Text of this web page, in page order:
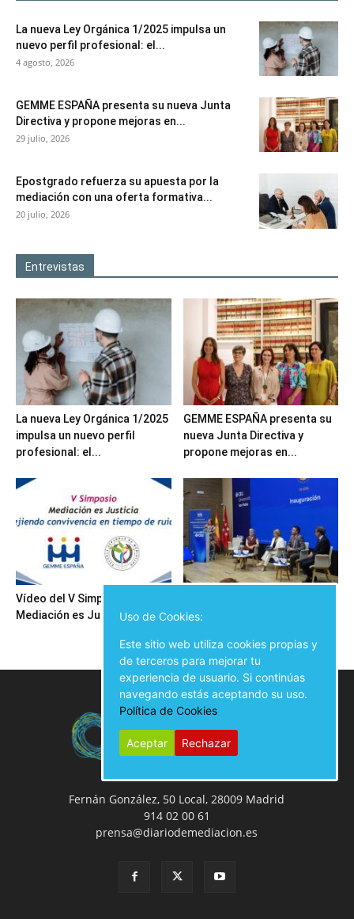
La nueva Ley Orgánica 1/2025 impulsa un
nuevo perfil profesional: el...
4 agosto, 2026
GEMME ESPAÑA presenta su nueva Junta
Directiva y propone mejoras en...
29 julio, 2026
Epostgrado refuerza su apuesta por la
mediación con una oferta formativa...
20 julio, 2026
Entrevistas
La nueva Ley Orgánica 1/2025
impulsa un nuevo perfil
profesional: el...
GEMME ESPAÑA presenta su
nueva Junta Directiva y
propone mejoras en...
Vídeo del V Simposio
Mediación es Justicia
Mediación es Justicia
Fernán González, 50 Local, 28009 Madrid
914 02 00 61
prensa@diariodemediacion.es
Uso de Cookies:
Este sitio web utiliza cookies propias y
de terceros para mejorar tu
experiencia de usuario. Si continúas
navegando estás aceptando su uso.
Política de Cookies
Aceptar Rechazar